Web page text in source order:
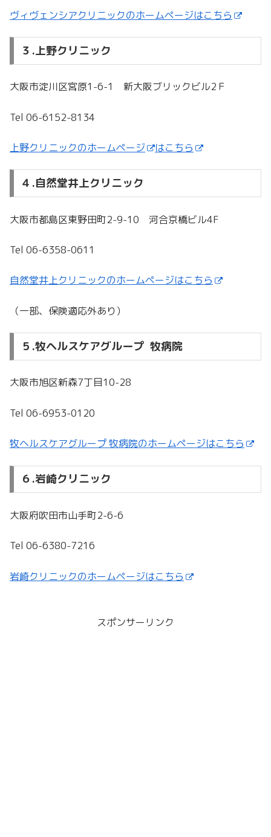
ヴィヴェンシアクリニックのホームページはこちら
３.上野クリニック
大阪市淀川区宮原1-6-1 新大阪ブリックビル2Ｆ
Tel 06-6152-8134
上野クリニックのホームページ はこちら
４.自然堂井上クリニック
大阪市都島区東野田町2-9-10 河合京橋ビル4F
Tel 06-6358-0611
自然堂井上クリニックのホームページはこちら
（一部、保険適応外あり）
５.牧ヘルスケアグループ 牧病院
大阪市旭区新森7丁目10-28
Tel 06-6953-0120
牧ヘルスケアグループ 牧病院のホームページはこちら
６.岩崎クリニック
大阪府吹田市山手町2-6-6
Tel 06-6380-7216
岩崎クリニックのホームページはこちら
スポンサーリンク